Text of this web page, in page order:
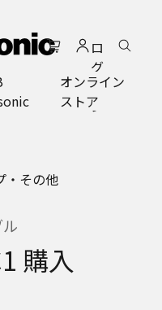
ロ
グ
イ
ン
オンライン
ストア
・その他
購入